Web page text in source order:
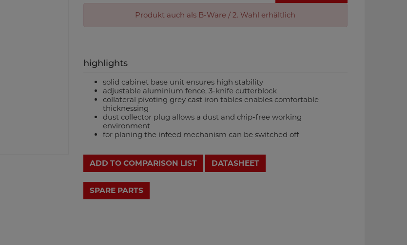
Produkt auch als B-Ware / 2. Wahl erhältlich
highlights
solid cabinet base unit ensures high stability
adjustable aluminium fence, 3-knife cutterblock
collateral pivoting grey cast iron tables enables comfortable
thicknessing
dust collector plug allows a dust and chip-free working
environment
for planing the infeed mechanism can be switched off
ADD TO COMPARISON LIST DATASHEET